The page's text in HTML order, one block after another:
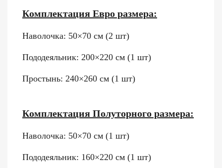
Комплектация Евро размера:
Наволочка: 50×70 см (2 шт)
Пододеяльник: 200×220 см (1 шт)
Простынь: 240×260 см (1 шт)
Комплектация Полуторного размера:
Наволочка: 50×70 см (1 шт)
Пододеяльник: 160×220 см (1 шт)